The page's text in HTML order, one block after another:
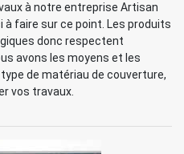
à notre entreprise Artisan
à faire sur ce point. Les produits
donc respectent
avons les moyens et les
de matériau de couverture,
vos travaux.